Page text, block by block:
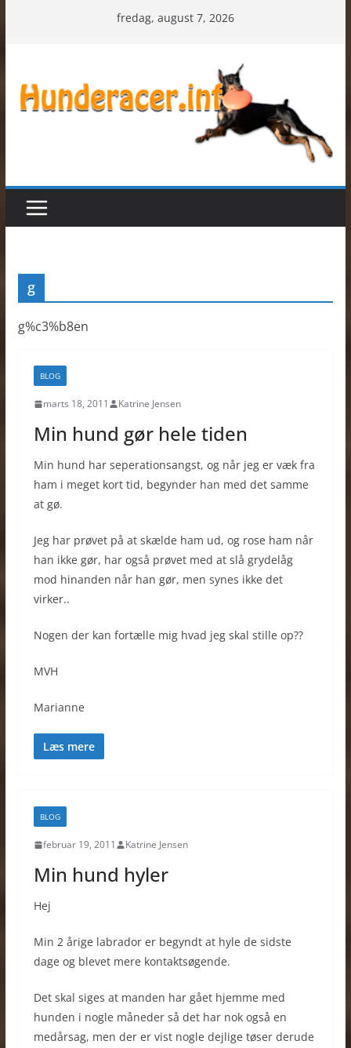
fredag, august 7, 2026
g
g%c3%b8en
BLOG
marts 18, 2011 Katrine Jensen
Min hund gør hele tiden
Min hund har seperationsangst, og når jeg er væk fra
ham i meget kort tid, begynder han med det samme
at gø.
Jeg har prøvet på at skælde ham ud, og rose ham når
han ikke gør, har også prøvet med at slå grydelåg
mod hinanden når han gør, men synes ikke det
virker..
Nogen der kan fortælle mig hvad jeg skal stille op??
MVH
Marianne
Læs mere
BLOG
februar 19, 2011 Katrine Jensen
Min hund hyler
Hej
Min 2 årige labrador er begyndt at hyle de sidste
dage og blevet mere kontaktsøgende.
Det skal siges at manden har gået hjemme med
hunden i nogle måneder så det har nok også en
medårsag, men der er vist nogle dejlige tøser derude